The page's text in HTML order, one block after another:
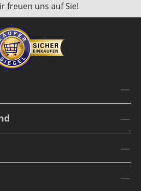
freuen uns auf Sie!